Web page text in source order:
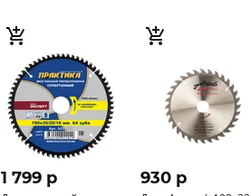
1 799 p 930 p